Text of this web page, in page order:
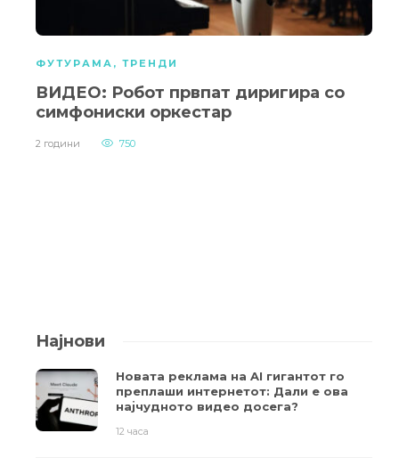
ФУТУРАМА , ТРЕНДИ
ВИДЕО: Робот првпат диригира со
симфониски оркестар
2 години 750
Најнови
Новата реклама на AI гигантот го
преплаши интернетот: Дали е ова
најчудното видео досега?
12 часа